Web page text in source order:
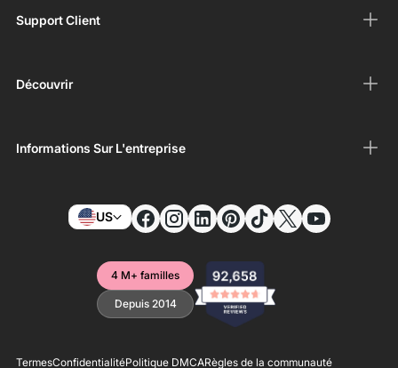
Support Client
Découvrir
Informations Sur L'entreprise
US
4 M+ familles
Depuis 2014
TermesConfidentialitéPolitique DMCARègles de la communauté